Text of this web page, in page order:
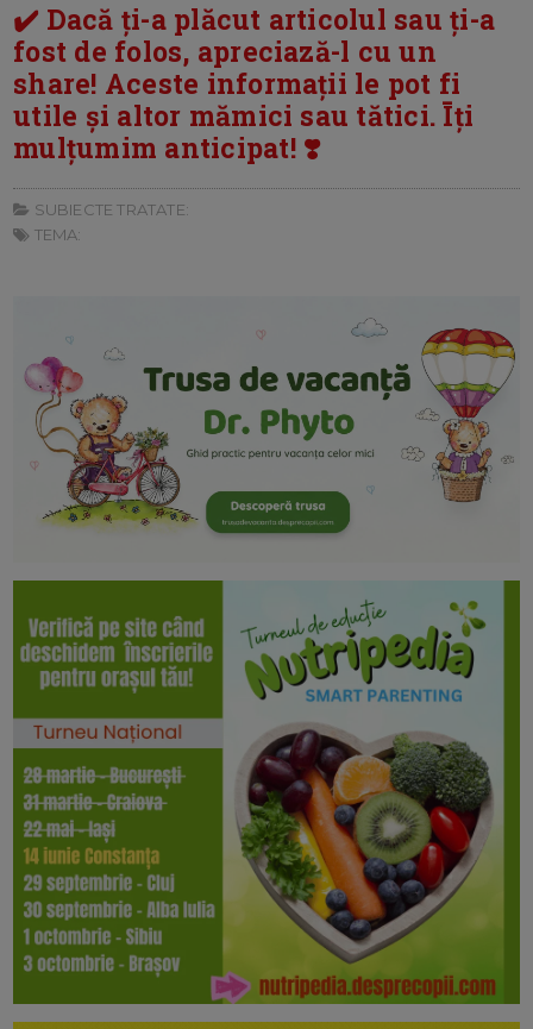
✔️ Dacă ți-a plăcut articolul sau ți-a
fost de folos, apreciază-l cu un
share! Aceste informații le pot fi
utile și altor mămici sau tătici. Īți
mulțumim anticipat! ❣️
SUBIECTE TRATATE:
TEMA: